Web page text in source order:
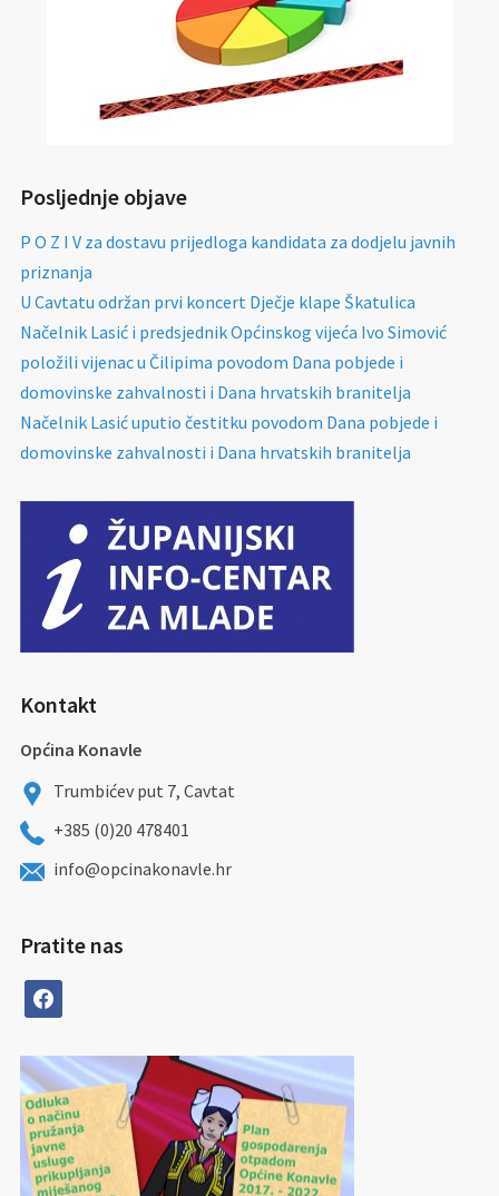
Posljednje objave
P O Z I V za dostavu prijedloga kandidata za dodjelu javnih
priznanja
U Cavtatu održan prvi koncert Dječje klape Škatulica
Načelnik Lasić i predsjednik Općinskog vijeća Ivo Simović
položili vijenac u Čilipima povodom Dana pobjede i
domovinske zahvalnosti i Dana hrvatskih branitelja
Načelnik Lasić uputio čestitku povodom Dana pobjede i
domovinske zahvalnosti i Dana hrvatskih branitelja
Kontakt
Općina Konavle
Trumbićev put 7, Cavtat
+385 (0)20 478401
info@opcinakonavle.hr
Pratite nas
facebook